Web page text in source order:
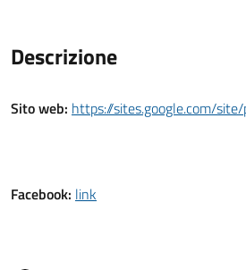
Descrizione
Sito web: https://sites.google.com/
Facebook: link